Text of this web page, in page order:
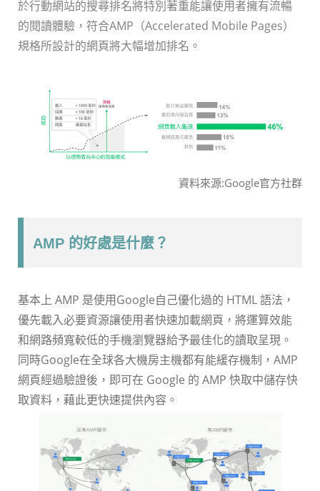
於行動網站的搜尋排名將特別著重能讓使用者擁有流暢
的閱讀體驗，符合AMP（Accelerated Mobile Pages）
規格所設計的網頁將大幅增加排名。
資料來源:Google官方社群
AMP 的好處是什麼？
基本上 AMP 是使用Google自己優化過的 HTML 語法，
優先載入必要資源讓使用者快速加載網頁，將運算效能
和網路頻寬較低的手機瀏覽器給予最佳化的讀取呈現。
同時Google在全球各大機房主機都有能緩存機制，AMP
網頁經過驗證後，即可在 Google 的 AMP 快取中儲存快
取資料，藉此更快速提供內容。